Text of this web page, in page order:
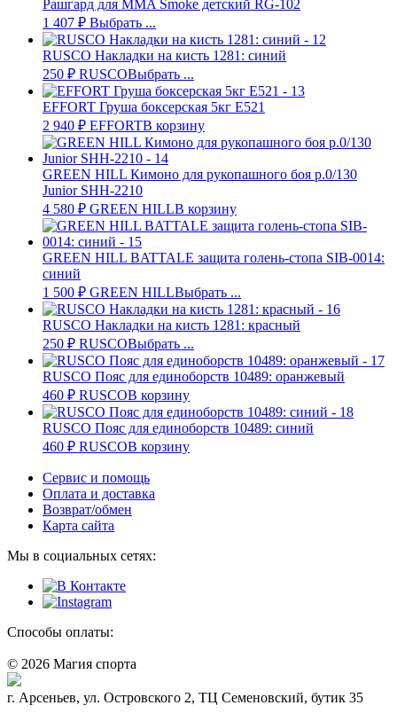
Рашгард для MMA Smoke детский RG-102
1 407 ₽ Выбрать ...
RUSCO Накладки на кисть 1281: синий
250 ₽ RUSCOВыбрать ...
EFFORT Груша боксерская 5кг E521
2 940 ₽ EFFORTВ корзину
GREEN HILL Кимоно для рукопашного боя р.0/130
Junior SHH-2210
4 580 ₽ GREEN HILLВ корзину
GREEN HILL BATTALE защита голень-стопа SIB-0014:
синий
1 500 ₽ GREEN HILLВыбрать ...
RUSCO Накладки на кисть 1281: красный
250 ₽ RUSCOВыбрать ...
RUSCO Пояс для единоборств 10489: оранжевый
460 ₽ RUSCOВ корзину
RUSCO Пояс для единоборств 10489: синий
460 ₽ RUSCOВ корзину
Сервис и помощь
Оплата и доставка
Возврат/обмен
Карта сайта
Мы в социальных сетях:
Способы оплаты:
© 2026 Магия спорта
г. Арсеньев, ул. Островского 2, ТЦ Семеновский, бутик 35